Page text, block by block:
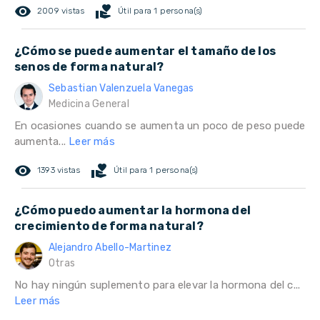
remove_red_eye 2009 vistas volunteer_activism Útil para 1 persona(s)
¿Cómo se puede aumentar el tamaño de los
senos de forma natural?
Sebastian Valenzuela Vanegas
Medicina General
En ocasiones cuando se aumenta un poco de peso puede
aumenta... Leer más
remove_red_eye 1393 vistas volunteer_activism Útil para 1 persona(s)
¿Cómo puedo aumentar la hormona del
crecimiento de forma natural?
Alejandro Abello-Martinez
Otras
No hay ningún suplemento para elevar la hormona del c...
Leer más